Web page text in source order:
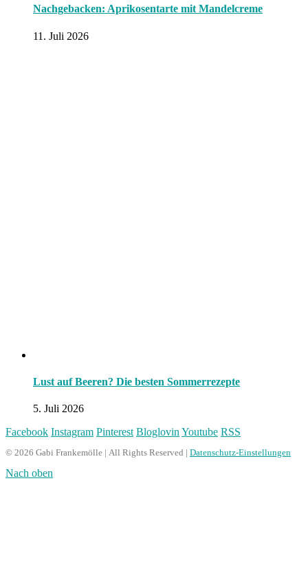
Nachgebacken: Aprikosentarte mit Mandelcreme
11. Juli 2026
Lust auf Beeren? Die besten Sommerrezepte
5. Juli 2026
Facebook Instagram Pinterest Bloglovin Youtube RSS
© 2026 Gabi Frankemölle | All Rights Reserved | Datenschutz-Einstellungen
Nach oben